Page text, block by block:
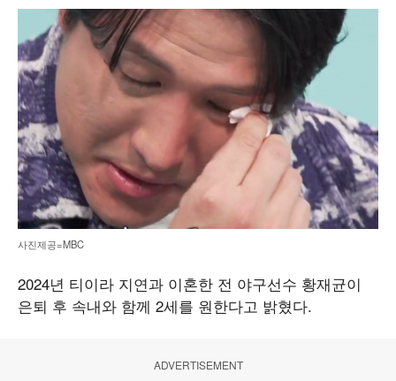
사진제공=MBC
2024년 티이라 지연과 이혼한 전 야구선수 황재균이
은퇴 후 속내와 함께 2세를 원한다고 밝혔다.
ADVERTISEMENT